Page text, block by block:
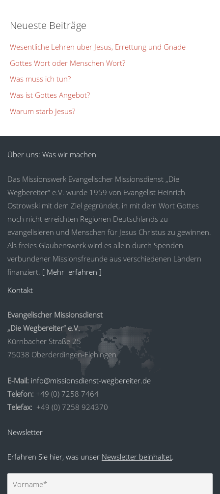
Neueste Beiträge
Wesentliche Lehren über Jesus, Errettung und Gnade
Gottes Wort oder Menschen Wort?
Was muss ich tun?
Was ist Gottes Angebot?
Warum starb Jesus?
Über uns: Was wir machen
Das Missionswerk Evangelischer Missionsdienst „Die
Wegbereiter“ e.V. wurde 1959 von Evangelist Heinrich
Ostrowski mit dem Ziel gegründet, in mit dem Wort Gottes
noch nicht erreichten Regionen Deutschlands zu
evangelisieren und Menschen für Jesus Christus zu gewinnen.
Als freies Glaubenswerk wird es allein durch Spenden
verbundener Missionsfreunde aus verschiedenen Ländern
finanziert. [ Mehr erfahren ]
Kontakt
Evangelischer Missionsdienst
„Die Wegbereiter“ e.V.
Kürnbacher Straße 25
75038 Oberderdingen-Flehingen
E-Mail: info@missionsdienst-wegbereiter.de
Telefon: +49 (0) 7258 7464
Telefax: +49 (0) 7258 924370
Newsletter
Erfahren Sie hier, was unser Newsletter beinhaltet.
Vorname